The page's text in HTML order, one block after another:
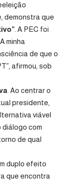
demonstra que
. A PEC foi
minha
de que o
afirmou, sob
. Ao centrar o
presidente,
viável
com
de qual
duplo efeito
que encontra